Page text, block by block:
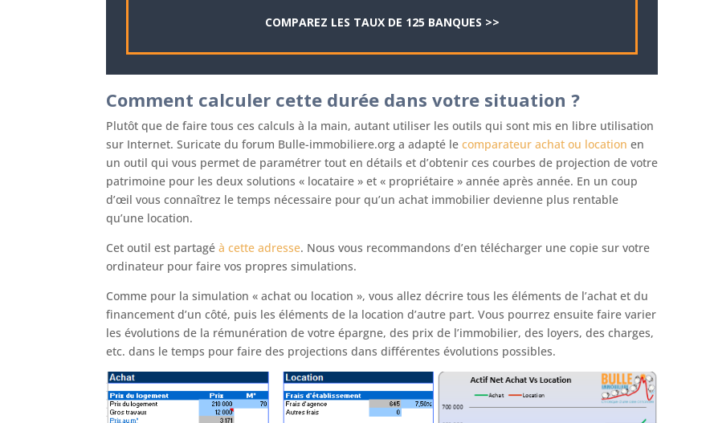
COMPAREZ LES TAUX DE 125 BANQUES >>
Comment calculer cette durée dans votre situation ?
Plutôt que de faire tous ces calculs à la main, autant utiliser les outils qui sont mis en libre utilisation
sur Internet. Suricate du forum Bulle-immobiliere.org a adapté le comparateur achat ou location en
un outil qui vous permet de paramétrer tout en détails et d’obtenir ces courbes de projection de votre
patrimoine pour les deux solutions « locataire » et « propriétaire » année après année. En un coup
d’œil vous connaîtrez le temps nécessaire pour qu’un achat immobilier devienne plus rentable
qu’une location.
Cet outil est partagé à cette adresse. Nous vous recommandons d’en télécharger une copie sur votre
ordinateur pour faire vos propres simulations.
Comme pour la simulation « achat ou location », vous allez décrire tous les éléments de l’achat et du
financement d’un côté, puis les éléments de la location d’autre part. Vous pourrez ensuite faire varier
les évolutions de la rémunération de votre épargne, des prix de l’immobilier, des loyers, des charges,
etc. dans le temps pour faire des projections dans différentes évolutions possibles.